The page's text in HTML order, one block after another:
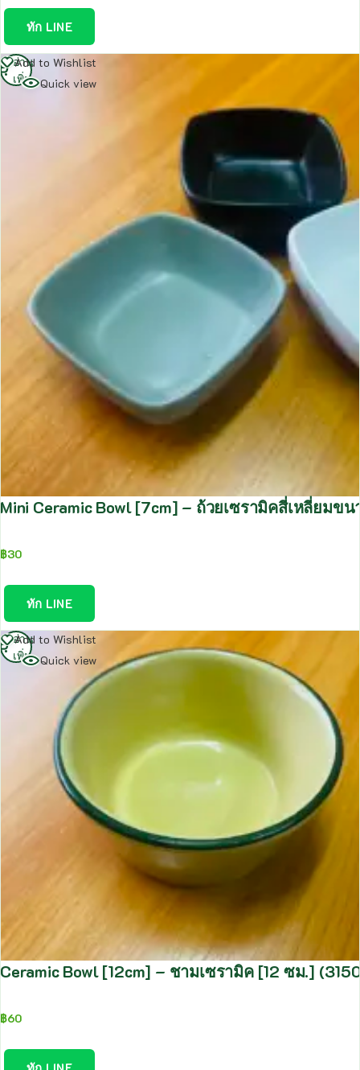
ทัก LINE
Add to Wishlist
Quick view
Mini Ceramic Bowl [7cm] – ถ้วยเซรามิคสี่เหลี่ยมข
฿30
ทัก LINE
อ่าน
เพิ่ม
Add to Wishlist
Quick view
Ceramic Bowl [12cm] – ชามเซรามิค [12 ซม.]
฿60
อ่าน
เพิ่ม